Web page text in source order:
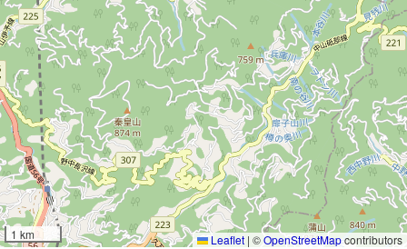
1 km Leaflet | ©OpenStreetMapcontributors